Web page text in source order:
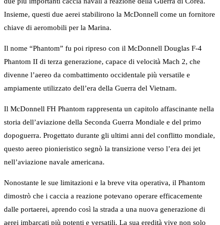
Insieme, questi due aerei stabilirono la McDonnell come un fornitore
chiave di aeromobili per la Marina.
Il nome “Phantom” fu poi ripreso con il McDonnell Douglas F-4
Phantom II di terza generazione, capace di velocità Mach 2, che
divenne l’aereo da combattimento occidentale più versatile e
ampiamente utilizzato dell’era della Guerra del Vietnam.
Il McDonnell FH Phantom rappresenta un capitolo affascinante nella
storia dell’aviazione della Seconda Guerra Mondiale e del primo
dopoguerra. Progettato durante gli ultimi anni del conflitto mondiale,
questo aereo pionieristico segnò la transizione verso l’era dei jet
nell’aviazione navale americana.
Nonostante le sue limitazioni e la breve vita operativa, il Phantom
dimostrò che i caccia a reazione potevano operare efficacemente
dalle portaerei, aprendo così la strada a una nuova generazione di
aerei imbarcati più potenti e versatili. La sua eredità vive non solo